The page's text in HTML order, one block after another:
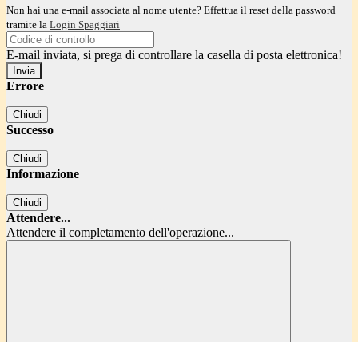
Non hai una e-mail associata al nome utente? Effettua il reset della password
tramite la Login Spaggiari
E-mail inviata, si prega di controllare la casella di posta elettronica!
Errore
Chiudi
Successo
Chiudi
Informazione
Chiudi
Attendere...
Attendere il completamento dell'operazione...